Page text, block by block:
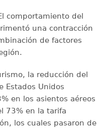
comportamiento del
una contracción
de factores
la reducción del
Estados Unidos
en los asientos aéreos
73% en la tarifa
los cuales pasaron de